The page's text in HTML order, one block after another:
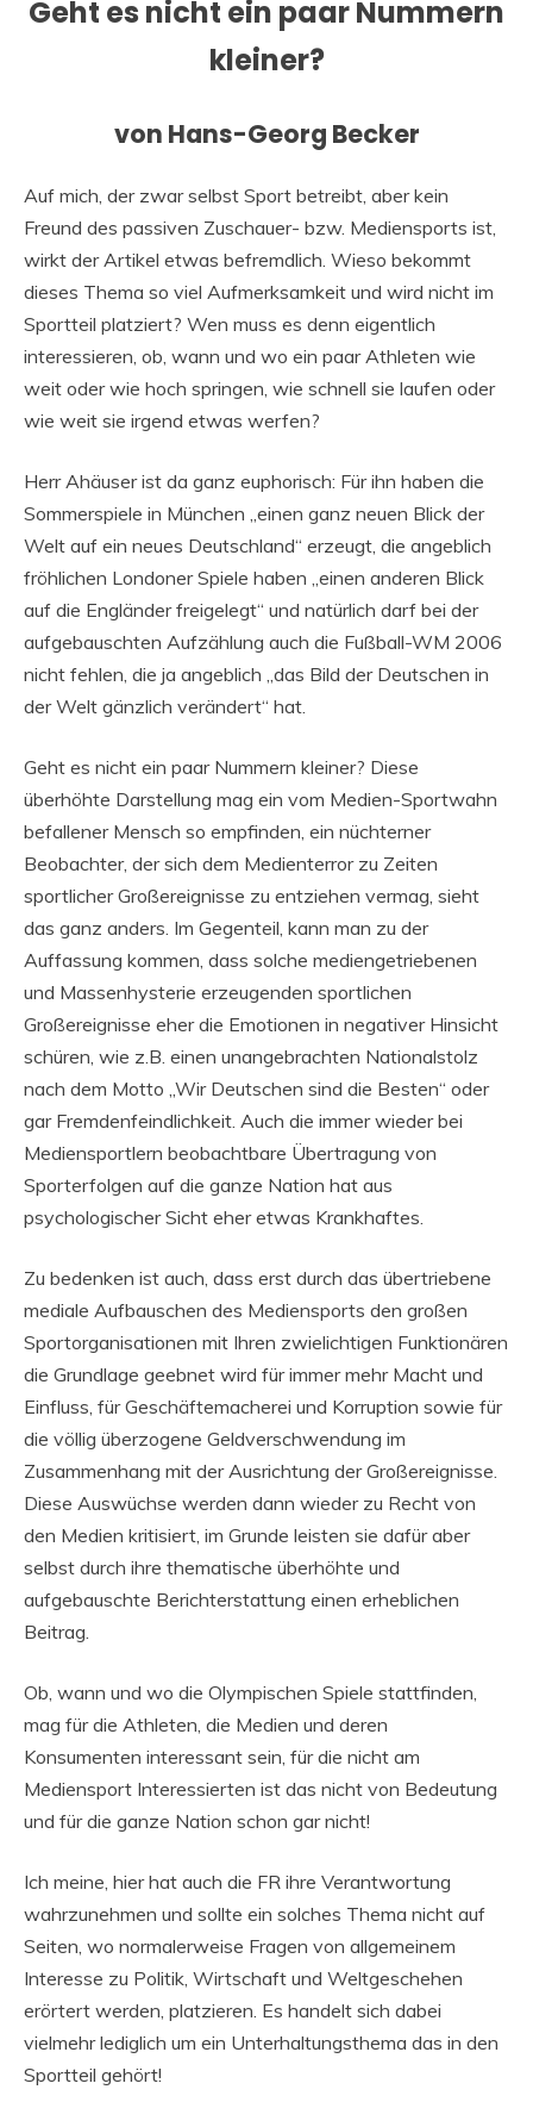
Geht es nicht ein paar Nummern
kleiner?
von Hans-Georg Becker
Auf mich, der zwar selbst Sport betreibt, aber kein
Freund des passiven Zuschauer- bzw. Mediensports ist,
wirkt der Artikel etwas befremdlich. Wieso bekommt
dieses Thema so viel Aufmerksamkeit und wird nicht im
Sportteil platziert? Wen muss es denn eigentlich
interessieren, ob, wann und wo ein paar Athleten wie
weit oder wie hoch springen, wie schnell sie laufen oder
wie weit sie irgend etwas werfen?
Herr Ahäuser ist da ganz euphorisch: Für ihn haben die
Sommerspiele in München „einen ganz neuen Blick der
Welt auf ein neues Deutschland“ erzeugt, die angeblich
fröhlichen Londoner Spiele haben „einen anderen Blick
auf die Engländer freigelegt“ und natürlich darf bei der
aufgebauschten Aufzählung auch die Fußball-WM 2006
nicht fehlen, die ja angeblich „das Bild der Deutschen in
der Welt gänzlich verändert“ hat.
Geht es nicht ein paar Nummern kleiner? Diese
überhöhte Darstellung mag ein vom Medien-Sportwahn
befallener Mensch so empfinden, ein nüchterner
Beobachter, der sich dem Medienterror zu Zeiten
sportlicher Großereignisse zu entziehen vermag, sieht
das ganz anders. Im Gegenteil, kann man zu der
Auffassung kommen, dass solche mediengetriebenen
und Massenhysterie erzeugenden sportlichen
Großereignisse eher die Emotionen in negativer Hinsicht
schüren, wie z.B. einen unangebrachten Nationalstolz
nach dem Motto „Wir Deutschen sind die Besten“ oder
gar Fremdenfeindlichkeit. Auch die immer wieder bei
Mediensportlern beobachtbare Übertragung von
Sporterfolgen auf die ganze Nation hat aus
psychologischer Sicht eher etwas Krankhaftes.
Zu bedenken ist auch, dass erst durch das übertriebene
mediale Aufbauschen des Mediensports den großen
Sportorganisationen mit Ihren zwielichtigen Funktionären
die Grundlage geebnet wird für immer mehr Macht und
Einfluss, für Geschäftemacherei und Korruption sowie für
die völlig überzogene Geldverschwendung im
Zusammenhang mit der Ausrichtung der Großereignisse.
Diese Auswüchse werden dann wieder zu Recht von
den Medien kritisiert, im Grunde leisten sie dafür aber
selbst durch ihre thematische überhöhte und
aufgebauschte Berichterstattung einen erheblichen
Beitrag.
Ob, wann und wo die Olympischen Spiele stattfinden,
mag für die Athleten, die Medien und deren
Konsumenten interessant sein, für die nicht am
Mediensport Interessierten ist das nicht von Bedeutung
und für die ganze Nation schon gar nicht!
Ich meine, hier hat auch die FR ihre Verantwortung
wahrzunehmen und sollte ein solches Thema nicht auf
Seiten, wo normalerweise Fragen von allgemeinem
Interesse zu Politik, Wirtschaft und Weltgeschehen
erörtert werden, platzieren. Es handelt sich dabei
vielmehr lediglich um ein Unterhaltungsthema das in den
Sportteil gehört!